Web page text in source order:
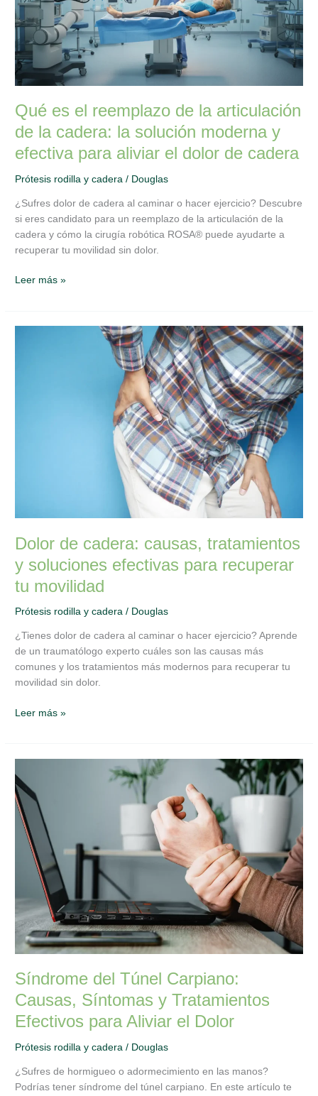
Qué es el reemplazo de la articulación
de la cadera: la solución moderna y
efectiva para aliviar el dolor de cadera
Prótesis rodilla y cadera / Douglas
¿Sufres dolor de cadera al caminar o hacer ejercicio? Descubre
si eres candidato para un reemplazo de la articulación de la
cadera y cómo la cirugía robótica ROSA® puede ayudarte a
recuperar tu movilidad sin dolor.
articulación
de
la
cadera:
la
moderna
efectiva
para
dolor
de
cadera
Leer más »
Dolor de cadera: causas, tratamientos
y soluciones efectivas para recuperar
tu movilidad
Prótesis rodilla y cadera / Douglas
¿Tienes dolor de cadera al caminar o hacer ejercicio? Aprende
de un traumatólogo experto cuáles son las causas más
comunes y los tratamientos más modernos para recuperar tu
movilidad sin dolor.
Leer más »
Síndrome del Túnel Carpiano:
Causas, Síntomas y Tratamientos
Efectivos para Aliviar el Dolor
Prótesis rodilla y cadera / Douglas
¿Sufres de hormigueo o adormecimiento en las manos?
Podrías tener síndrome del túnel carpiano. En este artículo te
del
Túnel
Carpiano:
Causas,
Síntomas
Tratamientos
Efectivos
para
Aliviar
Dolor